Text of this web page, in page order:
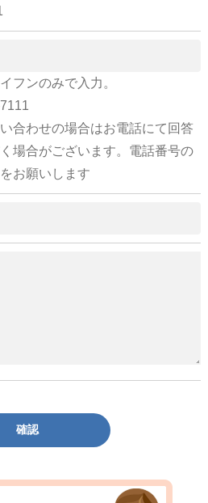
フンのみで入力。
合わせの場合はお電話にて回答
場合がございます。電話番号の
お願いします
確認